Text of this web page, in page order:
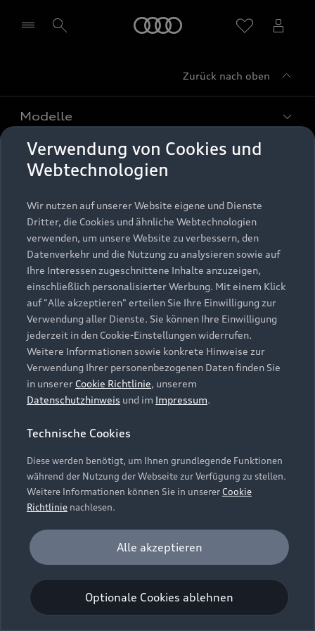
Zurück nach oben
Modelle
Alle Modelle
Elektromodelle
Plug-in-Hybride
Kaufen & leasen
Neuwagensuche
Gebrauchtwagensuche
Gebrauchtwagen
Finanzierung
Aktionen & Angebote
Geschäftskunden
Saisonale Angebote
Audi Services
Garantie
Audi digital services
myAudi
Support
Kundenservice
Händlersuche
Audi Code
Häufige Fragen (FAQ)
Audi Online Beratung
Bordbuch & Bedienungsanleitungen
Verträge kündigen
Vertrag widerrufen
Über Audi
Unternehmen
Karriere
Investor Relations
Presse & Media Center
Datenschutz
Audi erleben
Newsletter
© 2026 AUDI AG. Alle Rechte vorbehalten
Datenschutzinformation
Cookie-Richtlinie
Barrierefreiheit
Digital Services Act
EU Data Act
Embleme am Fahrzeug bei allen Abbildungen auf dieser
Webseite kann abweichen.
Verwendung von Cookies und
Webtechnologien
Wir nutzen auf unserer Website eigene und Dienste
Dritter, die Cookies und ähnliche Webtechnologien
verwenden, um unsere Website zu verbessern, den
Datenverkehr und die Nutzung zu analysieren sowie auf
Ihre Interessen zugeschnittene Inhalte anzuzeigen,
einschließlich personalisierter Werbung. Mit einem Klick
auf "Alle akzeptieren" erteilen Sie Ihre Einwilligung zur
Verwendung aller Dienste. Sie können Ihre Einwilligung
jederzeit in den Cookie-Einstellungen widerrufen.
Weitere Informationen sowie konkrete Hinweise zur
Verwendung Ihrer personenbezogenen Daten finden Sie
in unserer Cookie Richtlinie, unserem
Datenschutzhinweis und im Impressum.
Technische Cookies
Diese werden benötigt, um Ihnen grundlegende Funktionen
während der Nutzung der Webseite zur Verfügung zu stellen.
Weitere Informationen können Sie in unsererCookie
Richtlinie nachlesen.
Analyse und Statistik
Performance Cookies sammeln Informationen
darüber, wie unsere Webseite genutzt wird (z. B.
Anzahl der Besuche, Verweildauer). Diese Cookies
werden zur Optimierung der Webseite verwendet.
Optionale Cookies ablehnen
Alle akzeptieren